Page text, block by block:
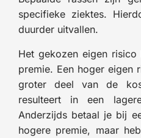
specifieke ziektes.
duurder uitvallen.
Het gekozen eigen
premie. Een hoger eigen
groter deel van de
resulteert in een
Anderzijds betaal je bij
hogere premie, maar